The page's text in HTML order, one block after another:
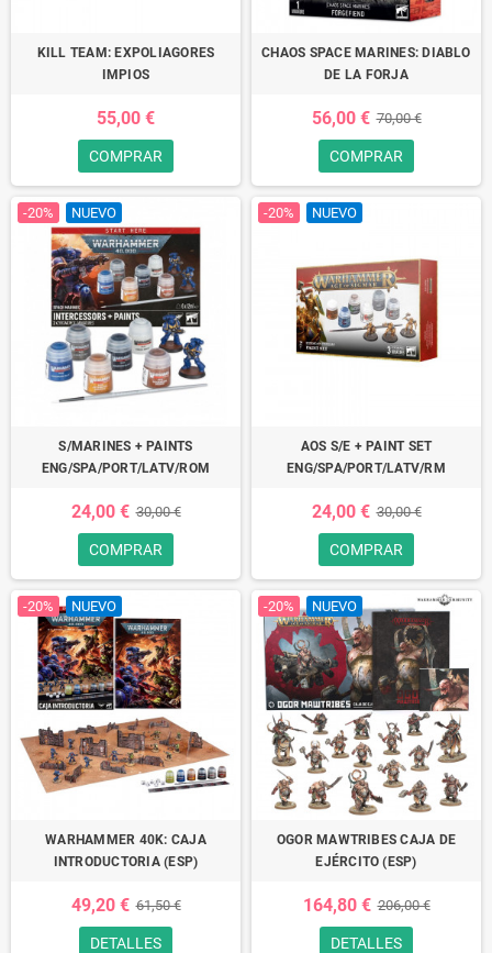
KILL TEAM: EXPOLIAGORES
IMPIOS
55,00 €
COMPRAR
CHAOS SPACE MARINES: DIABLO
DE LA FORJA
56,00 € 70,00 €
COMPRAR
-20% NUEVO
S/MARINES + PAINTS
ENG/SPA/PORT/LATV/ROM
24,00 € 30,00 €
COMPRAR
-20% NUEVO
AOS S/E + PAINT SET
ENG/SPA/PORT/LATV/RM
24,00 € 30,00 €
COMPRAR
-20% NUEVO
WARHAMMER 40K: CAJA
INTRODUCTORIA (ESP)
49,20 € 61,50 €
DETALLES
-20% NUEVO
OGOR MAWTRIBES CAJA DE
EJÉRCITO (ESP)
164,80 € 206,00 €
DETALLES